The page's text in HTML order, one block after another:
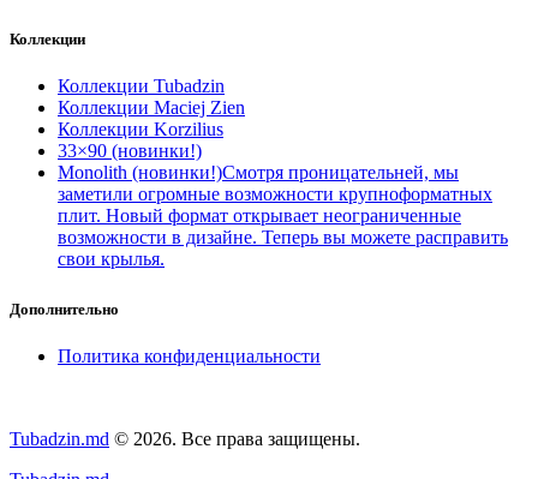
Коллекции
Коллекции Tubadzin
Коллекции Maciej Zien
Коллекции Korzilius
33×90 (новинки!)
Monolith (новинки!)Смотря проницательней, мы
заметили огромные возможности крупноформатных
плит. Новый формат открывает неограниченные
возможности в дизайне. Теперь вы можете расправить
свои крылья.
Дополнительно
Политика конфиденциальности
Tubadzin.md © 2026. Все права защищены.